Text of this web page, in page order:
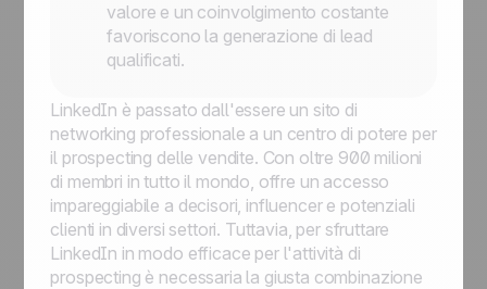
valore e un coinvolgimento costante
favoriscono la generazione di lead
qualificati.
LinkedIn è passato dall'essere un sito di
networking professionale a un centro di potere per
il prospecting delle vendite. Con oltre 900 milioni
di membri in tutto il mondo, offre un accesso
impareggiabile a decisori, influencer e potenziali
clienti in diversi settori. Tuttavia, per sfruttare
LinkedIn in modo efficace per l'attività di
prospecting è necessaria la giusta combinazione